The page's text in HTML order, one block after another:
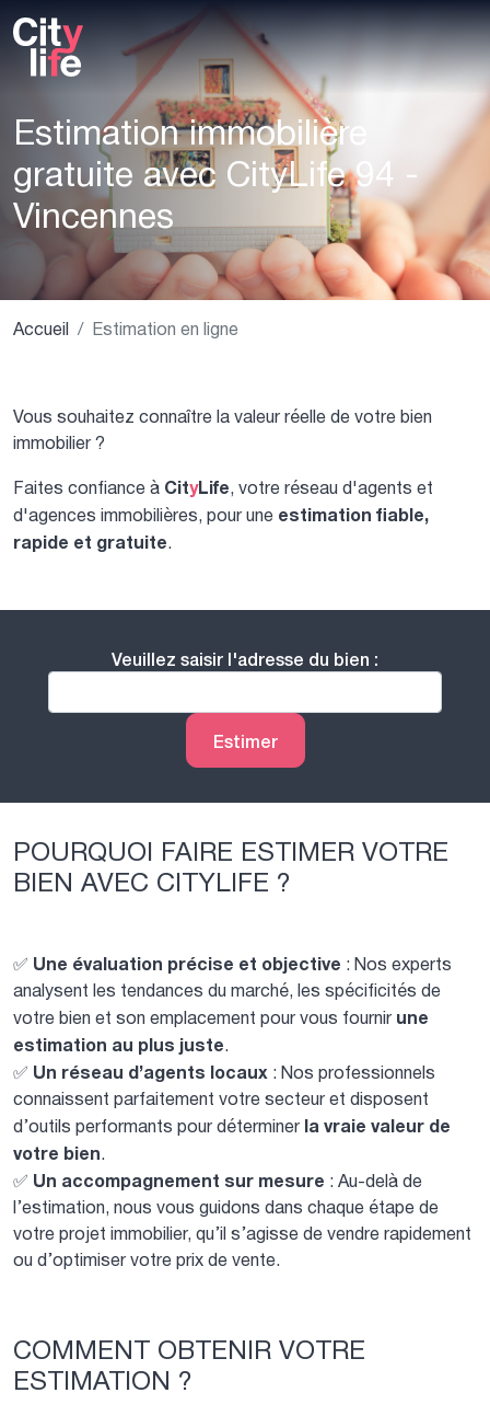
Estimation immobilière
gratuite avec CityLife 94 -
Vincennes
Accueil Estimation en ligne
Vous souhaitez connaître la valeur réelle de votre bien
immobilier ?
Faites confiance à CityLife, votre réseau d'agents et
d'agences immobilières, pour une estimation fiable,
rapide et gratuite.
Veuillez saisir l'adresse du bien :
Estimer
POURQUOI FAIRE ESTIMER VOTRE
BIEN AVEC CITYLIFE ?
✅ Une évaluation précise et objective : Nos experts
analysent les tendances du marché, les spécificités de
votre bien et son emplacement pour vous fournir une
estimation au plus juste.
✅ Un réseau d’agents locaux : Nos professionnels
connaissent parfaitement votre secteur et disposent
d’outils performants pour déterminer la vraie valeur de
votre bien.
✅ Un accompagnement sur mesure : Au-delà de
l’estimation, nous vous guidons dans chaque étape de
votre projet immobilier, qu’il s’agisse de vendre rapidement
ou d’optimiser votre prix de vente.
COMMENT OBTENIR VOTRE
ESTIMATION ?